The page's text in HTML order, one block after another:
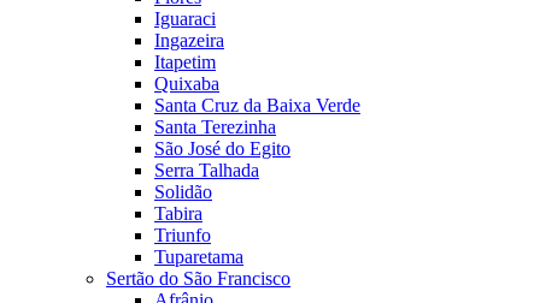
Iguaraci
Ingazeira
Itapetim
Quixaba
Santa Cruz da Baixa Verde
Santa Terezinha
São José do Egito
Serra Talhada
Solidão
Tabira
Triunfo
Tuparetama
Sertão do São Francisco